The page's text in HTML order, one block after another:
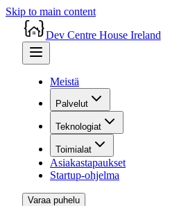
Skip to main content
Dev Centre House Ireland
Meistä
Palvelut
Teknologiat
Toimialat
Asiakastapaukset
Startup-ohjelma
Varaa puhelu